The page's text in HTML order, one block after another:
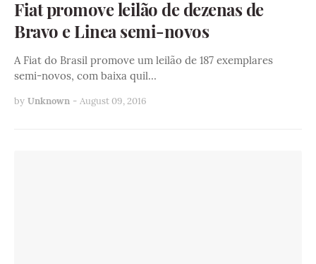
Fiat promove leilão de dezenas de
Bravo e Linea semi-novos
A Fiat do Brasil promove um leilão de 187 exemplares
semi-novos, com baixa quil…
by Unknown - August 09, 2016